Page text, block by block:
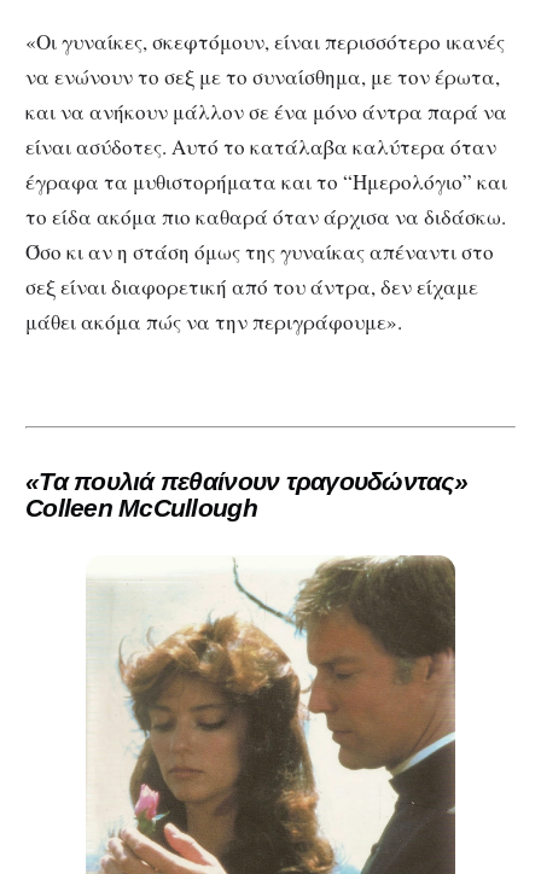
«Οι γυναίκες, σκεφτόμουν, είναι περισσότερο ικανές
να ενώνουν το σεξ με το συναίσθημα, με τον έρωτα,
και να ανήκουν μάλλον σε ένα μόνο άντρα παρά να
είναι ασύδοτες. Αυτό το κατάλαβα καλύτερα όταν
έγραφα τα μυθιστορήματα και το “Ημερολόγιο” και
το είδα ακόμα πιο καθαρά όταν άρχισα να διδάσκω.
Όσο κι αν η στάση όμως της γυναίκας απέναντι στο
σεξ είναι διαφορετική από του άντρα, δεν είχαμε
μάθει ακόμα πώς να την περιγράφουμε».
«Τα πουλιά πεθαίνουν τραγουδώντας»
Colleen McCullough